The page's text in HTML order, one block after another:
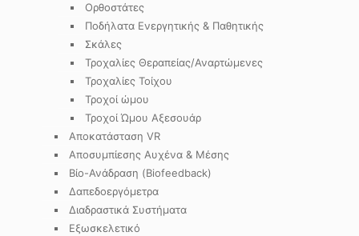
Ορθοστάτες
Ποδήλατα Ενεργητικής & Παθητικής
Σκάλες
Τροχαλίες Θεραπείας/Αναρτώμενες
Τροχαλίες Τοίχου
Τροχοί ώμου
Τροχοί Ώμου Αξεσουάρ
Αποκατάσταση VR
Αποσυμπίεσης Αυχένα & Μέσης
Βίο-Ανάδραση (Biofeedback)
Δαπεδοεργόμετρα
Διαδραστικά Συστήματα
Εξωσκελετικό